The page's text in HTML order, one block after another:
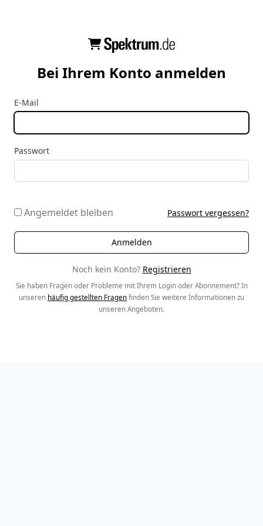
Bei Ihrem Konto anmelden
E-Mail
Passwort
Angemeldet bleiben Passwort vergessen?
Noch kein Konto? Registrieren
Sie haben Fragen oder Probleme mit Ihrem Login oder Abonnement? In
unseren häufig gestellten Fragen finden Sie weitere Informationen zu
unseren Angeboten.